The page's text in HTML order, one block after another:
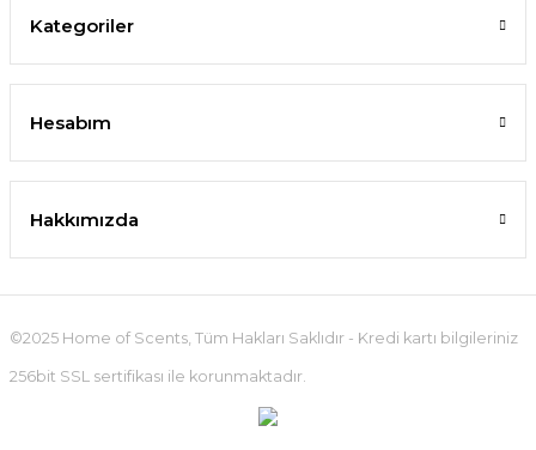
Kategoriler
Hesabım
Hakkımızda
©2025 Home of Scents, Tüm Hakları Saklıdır - Kredi kartı bilgileriniz
256bit SSL sertifikası ile korunmaktadır.